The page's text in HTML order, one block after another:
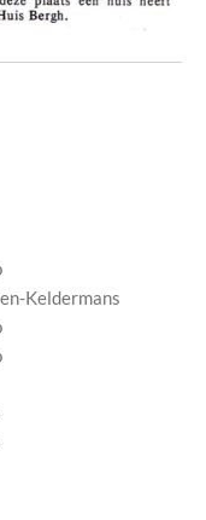
Keldermans